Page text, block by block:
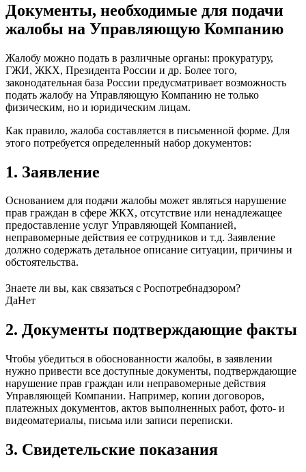
Документы, необходимые для подачи
жалобы на Управляющую Компанию
Жалобу можно подать в различные органы: прокуратуру,
ГЖИ, ЖКХ, Президента России и др. Более того,
законодательная база России предусматривает возможность
подать жалобу на Управляющую Компанию не только
физическим, но и юридическим лицам.
Как правило, жалоба составляется в письменной форме. Для
этого потребуется определенный набор документов:
1. Заявление
Основанием для подачи жалобы может являться нарушение
прав граждан в сфере ЖКХ, отсутствие или ненадлежащее
предоставление услуг Управляющей Компанией,
неправомерные действия ее сотрудников и т.д. Заявление
должно содержать детальное описание ситуации, причины и
обстоятельства.
Знаете ли вы, как связаться с Роспотребнадзором?
ДаНет
2. Документы подтверждающие факты
Чтобы убедиться в обоснованности жалобы, в заявлении
нужно привести все доступные документы, подтверждающие
нарушение прав граждан или неправомерные действия
Управляющей Компании. Например, копии договоров,
платежных документов, актов выполненных работ, фото- и
видеоматериалы, письма или записи переписки.
3. Свидетельские показания